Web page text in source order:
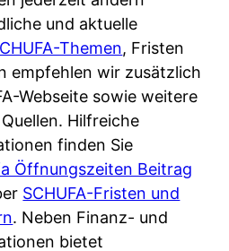
und aktuelle
Themen, Fristen
empfehlen wir zusätzlich
Webseite sowie weitere
Hilfreiche
finden Sie
Öffnungszeiten Beitrag
SCHUFA-Fristen und
. Neben Finanz- und
bietet